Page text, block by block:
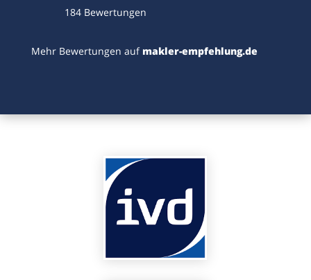
184 Bewertungen
Mehr Bewertungen auf makler-empfehlung.de